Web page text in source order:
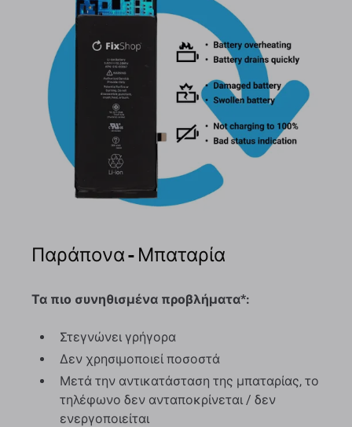
Παράπονα - Μπαταρία
Τα πιο συνηθισμένα προβλήματα*:
Στεγνώνει γρήγορα
Δεν χρησιμοποιεί ποσοστά
Μετά την αντικατάσταση της μπαταρίας, το
τηλέφωνο δεν ανταποκρίνεται / δεν
ενεργοποιείται